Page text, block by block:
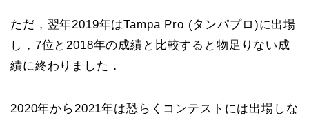
ただ，翌年2019年はTampa Pro (タンパプロ)に出場
し，7位と2018年の成績と比較すると物足りない成
績に終わりました．
2020年から2021年は恐らくコンテストには出場しな